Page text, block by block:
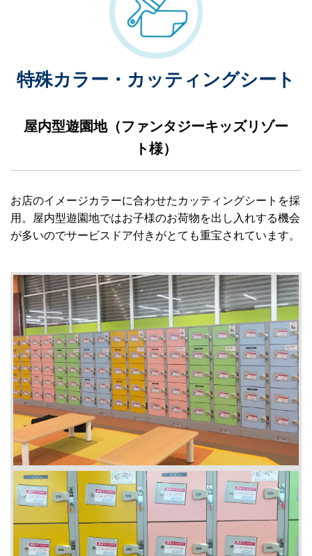
特殊カラー・カッティングシート
屋内型遊園地（ファンタジーキッズリゾー
ト様）
お店のイメージカラーに合わせたカッティングシートを採
用。屋内型遊園地ではお子様のお荷物を出し入れする機会
が多いのでサービスドア付きがとても重宝されています。